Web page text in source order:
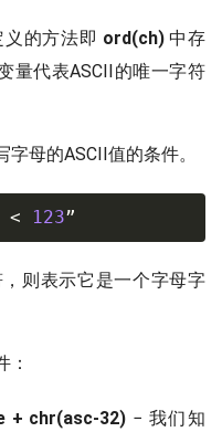
的方法即 ord(ch)中存
量代表ASCII的唯一字符
母的ASCII值的条件。
< 123”
则表示它是一个字母字
：
+ chr(asc-32) − 我们知